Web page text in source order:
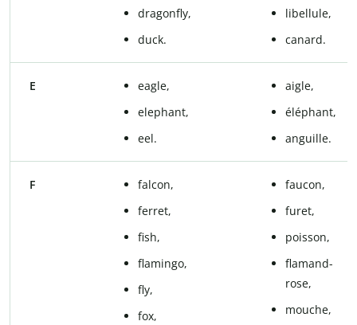
dragonfly,
duck.
libellule,
canard.
E
eagle,
elephant,
eel.
aigle,
éléphant,
anguille.
F
falcon,
ferret,
fish,
flamingo,
fly,
fox,
faucon,
furet,
poisson,
flamand-
rose,
mouche,